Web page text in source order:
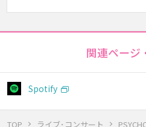
TOP ライブ･コンサート
関連ページ
Spotify